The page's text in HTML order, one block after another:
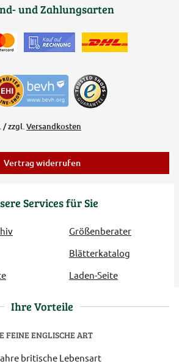
Services für Sie
Größenberater
Blätterkatalog
Laden-Seite
und Zahlungsarten
/ zzgl.Versandkosten
Vertrag widerrufen
Ihre Vorteile
FEINE ENGLISCHE ART
britische Lebensart